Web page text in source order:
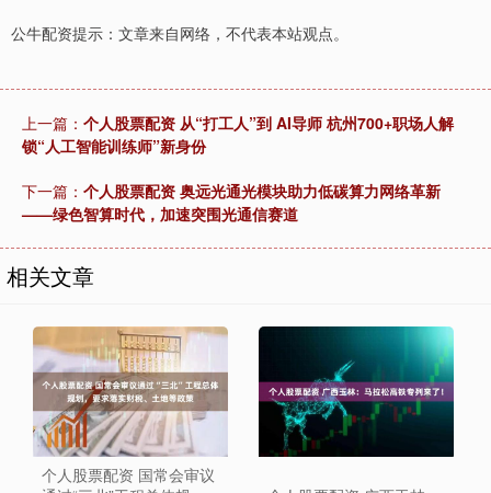
公牛配资提示：文章来自网络，不代表本站观点。
上一篇： 个人股票配资 从“打工人”到 AI导师 杭州700+职场人解
锁“人工智能训练师”新身份
下一篇： 个人股票配资 奥远光通光模块助力低碳算力网络革新
——绿色智算时代，加速突围光通信赛道
相关文章
个人股票配资 国常会审议